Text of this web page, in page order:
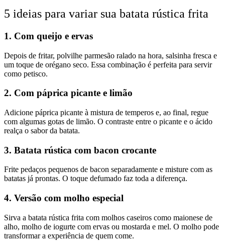
5 ideias para variar sua batata rústica frita
1. Com queijo e ervas
Depois de fritar, polvilhe parmesão ralado na hora, salsinha fresca e
um toque de orégano seco. Essa combinação é perfeita para servir
como petisco.
2. Com páprica picante e limão
Adicione páprica picante à mistura de temperos e, ao final, regue
com algumas gotas de limão. O contraste entre o picante e o ácido
realça o sabor da batata.
3. Batata rústica com bacon crocante
Frite pedaços pequenos de bacon separadamente e misture com as
batatas já prontas. O toque defumado faz toda a diferença.
4. Versão com molho especial
Sirva a batata rústica frita com molhos caseiros como maionese de
alho, molho de iogurte com ervas ou mostarda e mel. O molho pode
transformar a experiência de quem come.